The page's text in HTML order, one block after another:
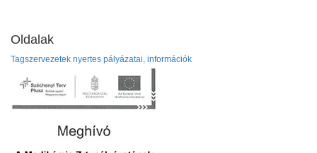
Oldalak
Tagszervezetek nyertes pályázatai, információk